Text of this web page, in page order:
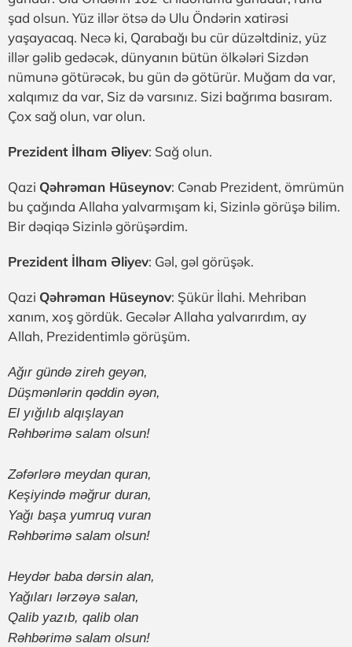
şad olsun. Yüz illər ötsə də Ulu Öndərin xatirəsi
yaşayacaq. Necə ki, Qarabağı bu cür düzəltdiniz, yüz
illər gəlib gedəcək, dünyanın bütün ölkələri Sizdən
nümunə götürəcək, bu gün də götürür. Muğam da var,
xalqımız da var, Siz də varsınız. Sizi bağrıma basıram.
Çox sağ olun, var olun.
Prezident İlham Əliyev: Sağ olun.
Qazi Qəhrəman Hüseynov: Cənab Prezident, ömrümün
bu çağında Allaha yalvarmışam ki, Sizinlə görüşə bilim.
Bir dəqiqə Sizinlə görüşərdim.
Prezident İlham Əliyev: Gəl, gəl görüşək.
Qazi Qəhrəman Hüseynov: Şükür İlahi. Mehriban
xanım, xoş gördük. Gecələr Allaha yalvarırdım, ay
Allah, Prezidentimlə görüşüm.
Ağır gündə zireh geyən,
Düşmənlərin qəddin əyən,
El yığılıb alqışlayan
Rəhbərimə salam olsun!
Zəfərlərə meydan quran,
Keşiyində məğrur duran,
Yağı başa yumruq vuran
Rəhbərimə salam olsun!
Heydər baba dərsin alan,
Yağıları lərzəyə salan,
Qalib yazıb, qalib olan
Rəhbərimə salam olsun!